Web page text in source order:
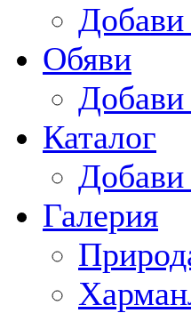
Добави
Обяви
Добави
Каталог
Галерия